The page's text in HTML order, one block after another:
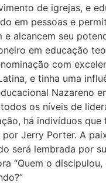
de igrejas, e
em pessoas e
e alcancem seu
em educação
com
e tinha uma
Nazareno
os níveis de
há indivíduos
por Jerry Porter. A
será lembrada por
“Quem o